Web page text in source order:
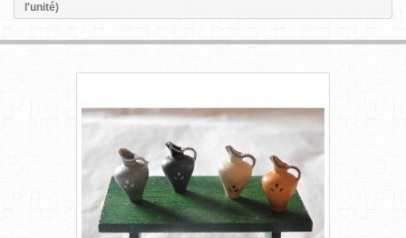
l'unité)